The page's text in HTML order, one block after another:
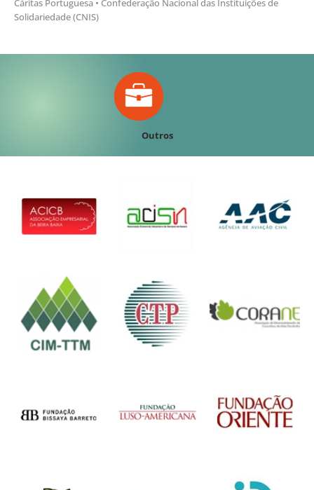
Cáritas Portuguesa • Confederação Nacional das Instituições de
Solidariedade (CNIS)
Outros